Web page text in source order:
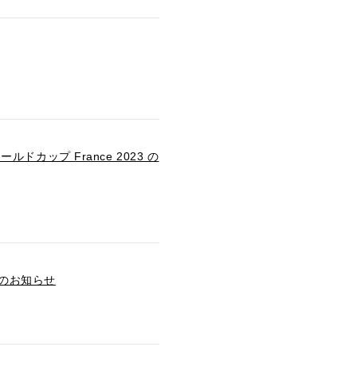
ルドカップ France 2023 の
お知らせ